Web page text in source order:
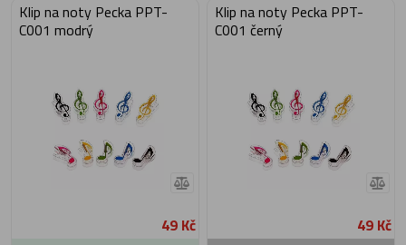
Klip na noty Pecka PPT-
C001 modrý
49 Kč
Klip na noty Pecka PPT-
C001 černý
49 Kč